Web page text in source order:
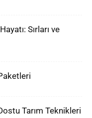
Sırları ve
Tarım Teknikleri